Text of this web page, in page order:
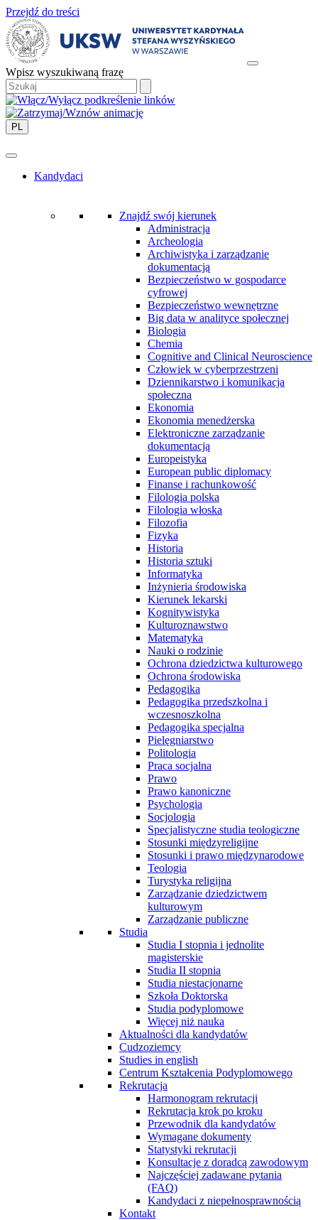
Przejdź do treści
Wpisz wyszukiwaną frazę
PL
Kandydaci
Znajdź swój kierunek
Administracja
Archeologia
Archiwistyka i zarządzanie
dokumentacją
Bezpieczeństwo w gospodarce
cyfrowej
Bezpieczeństwo wewnętrzne
Big data w analityce społecznej
Biologia
Chemia
Cognitive and Clinical Neuroscience
Człowiek w cyberprzestrzeni
Dziennikarstwo i komunikacja
społeczna
Ekonomia
Ekonomia menedżerska
Elektroniczne zarządzanie
dokumentacją
Europeistyka
European public diplomacy
Finanse i rachunkowość
Filologia polska
Filologia włoska
Filozofia
Fizyka
Historia
Historia sztuki
Informatyka
Inżynieria środowiska
Kierunek lekarski
Kognitywistyka
Kulturoznawstwo
Matematyka
Nauki o rodzinie
Ochrona dziedzictwa kulturowego
Ochrona środowiska
Pedagogika
Pedagogika przedszkolna i
wczesnoszkolna
Pedagogika specjalna
Pielęgniarstwo
Politologia
Praca socjalna
Prawo
Prawo kanoniczne
Psychologia
Socjologia
Specjalistyczne studia teologiczne
Stosunki międzyreligijne
Stosunki i prawo międzynarodowe
Teologia
Turystyka religijna
Zarządzanie dziedzictwem
kulturowym
Zarządzanie publiczne
Studia
Studia I stopnia i jednolite
magisterskie
Studia II stopnia
Studia niestacjonarne
Szkoła Doktorska
Studia podyplomowe
Więcej niż nauka
Aktualności dla kandydatów
Cudzoziemcy
Studies in english
Centrum Kształcenia Podyplomowego
Rekrutacja
Harmonogram rekrutacji
Rekrutacja krok po kroku
Przewodnik dla kandydatów
Wymagane dokumenty
Statystyki rekrutacji
Konsultacje z doradcą zawodowym
Najczęściej zadawane pytania
(FAQ)
Kandydaci z niepełnosprawnością
Kontakt